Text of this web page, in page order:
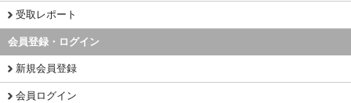
受取レポート
会員登録・ログイン
新規会員登録
会員ログイン